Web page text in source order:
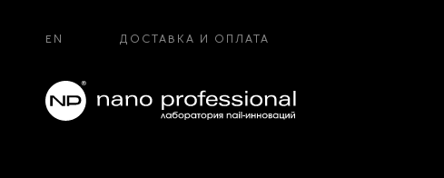
EN ДОСТАВКА И ОПЛАТА